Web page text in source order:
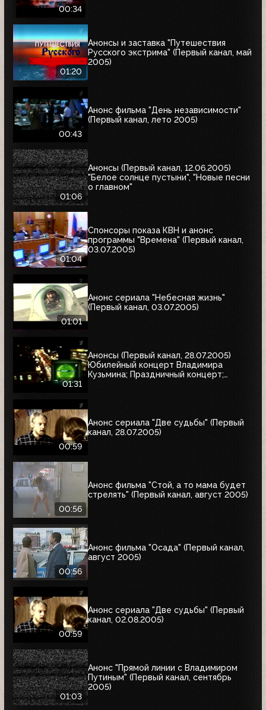
00:34
01:20
Анонсы и заставка "Путешествия
Русского экстрима" (Первый канал, май
2005)
00:43
Анонс фильма "День независимости"
(Первый канал, лето 2005)
01:06
Анонсы (Первый канал, 12.06.2005)
"Белое солнце пустыни", "Новые песни
о главном"
01:04
Спонсоры показа КВН и анонс
программы "Времена" (Первый канал,
03.07.2005)
01:01
Анонс сериала "Небесная жизнь"
(Первый канал, 03.07.2005)
01:31
Анонсы (Первый канал, 28.07.2005)
Юбилейный концерт Владимира
Кузьмина; Праздничный концерт;
00:59
Анонс сериала "Две судьбы" (Первый
канал, 28.07.2005)
00:56
Анонс фильма "Стой, а то мама будет
стрелять" (Первый канал, август 2005)
00:56
Анонс фильма "Осада" (Первый канал,
август 2005)
00:59
Анонс сериала "Две судьбы" (Первый
канал, 02.08.2005)
01:03
Анонс "Прямой линии с Владимиром
Путиным" (Первый канал, сентябрь
2005)